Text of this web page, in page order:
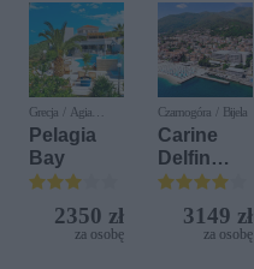
Grecja / Agia
Pelagia
Pelagia
Bay
2350 zł
za osobę
Czarnogóra / Bijela
Carine
Delfin
Bijela (ex.
Iberostar
Bijela
3149 zł
za osobę